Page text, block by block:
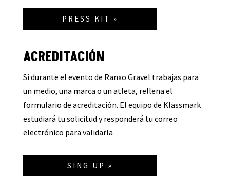
PRESS KIT »
ACREDITACIÓN
Si durante el evento de Ranxo Gravel trabajas para
un medio, una marca o un atleta, rellena el
formulario de acreditación. El equipo de Klassmark
estudiará tu solicitud y responderá tu correo
electrónico para validarla
SING UP »